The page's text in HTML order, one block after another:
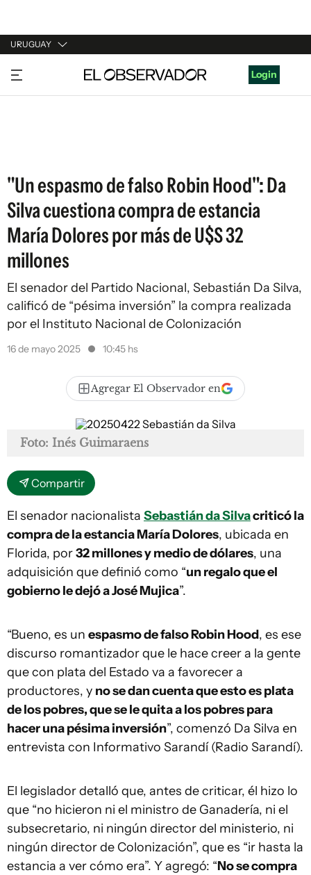
URUGUAY
URUGUAY
ARGENTINA
Login
"Un espasmo de falso Robin Hood": Da
Silva cuestiona compra de estancia
María Dolores por más de U$S 32
millones
El senador del Partido Nacional, Sebastián Da Silva,
calificó de “pésima inversión” la compra realizada
por el Instituto Nacional de Colonización
16 de mayo 2025 10:45 hs
Agregar El Observador en
Foto: Inés Guimaraens
Compartir
El senador nacionalista Sebastián da Silvacriticó la
compra de la estancia María Dolores, ubicada en
Florida, por32 millones y medio de dólares, una
adquisición que definió como “un regalo que el
gobierno le dejó a José Mujica”.
“Bueno, es un espasmo de falso Robin Hood, es ese
discurso romantizador que le hace creer a la gente
que con plata del Estado va a favorecer a
productores, y no se dan cuenta que esto es plata
de los pobres, que se le quita a los pobres para
hacer una pésima inversión”, comenzó Da Silva en
entrevista con Informativo Sarandí (Radio Sarandí).
El legislador detalló que, antes de criticar, él hizo lo
que “no hicieron ni el ministro de Ganadería, ni el
subsecretario, ni ningún director del ministerio, ni
ningún director de Colonización”, que es “ir hasta la
estancia a ver cómo era”. Y agregó: “No se compra